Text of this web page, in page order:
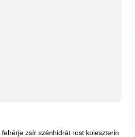
fehérje zsír szénhidrát rost koleszterin